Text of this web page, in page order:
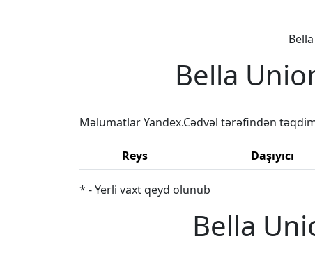
Bella
Məlumatlar Yandex.Cədvəl tərəfindən
Reys Daşıyıcı
* - Yerli vaxt qeyd olunub
Bella